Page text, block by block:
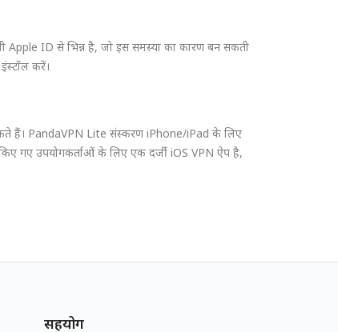
ID से भिन्न है, जो इस समस्या का कारण बन सकती
करें।
हैं। PandaVPN Lite संस्करण iPhone/iPad के लिए
गए उपयोगकर्ताओं के लिए एक दर्जी iOS VPN ऐप है,
सहयोग